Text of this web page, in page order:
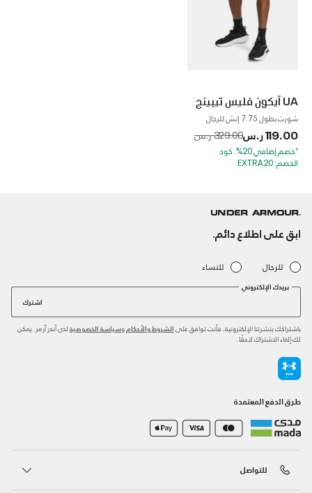
UA آيكون فليس تيبينج
شورت بطول 7.75 إنش للرجال
119.00 ر.س Price reduced from
329.00 ر.س to
*خصم إضافي 20%. كود
الخصم: EXTRA20
ابق على اطلاع دائم.
للرجال للنساء
بريدك الإلكتروني
اشترك
باشتراكك بنشرتنا الإلكترونية، فأنت توافق على الشروط والأحكام وسياسة الخصوصية لدى أندر آرمر. يمكن
لك إلغاء الاشتراك لاحقًا.
طرق الدفع المعتمدة
للتواصل